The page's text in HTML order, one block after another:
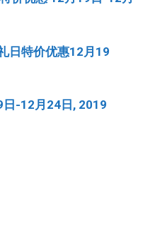
日特价优惠12月19
日-12月24日, 2019